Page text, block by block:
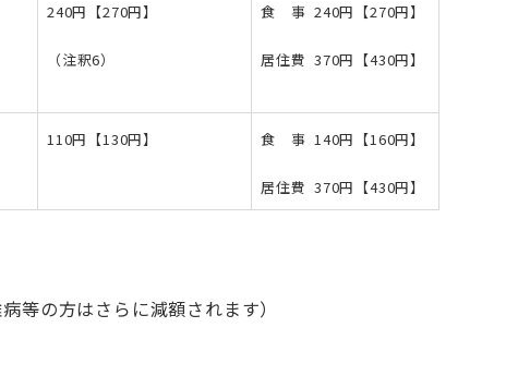
240円【270円】
（注釈6）
食 事 240円【270円】
居住費 370円【430円】
110円【130円】 食 事 140円【160円】
居住費 370円【430円】
等の方はさらに減額されます）